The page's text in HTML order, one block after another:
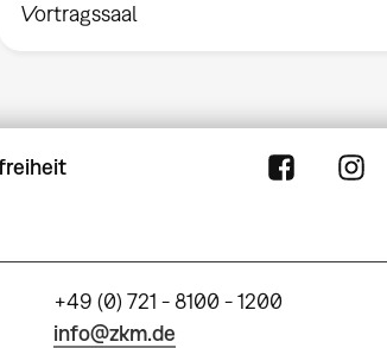
Vortragssaal
+49 (0) 721 - 8100 - 1200
info@zkm.de